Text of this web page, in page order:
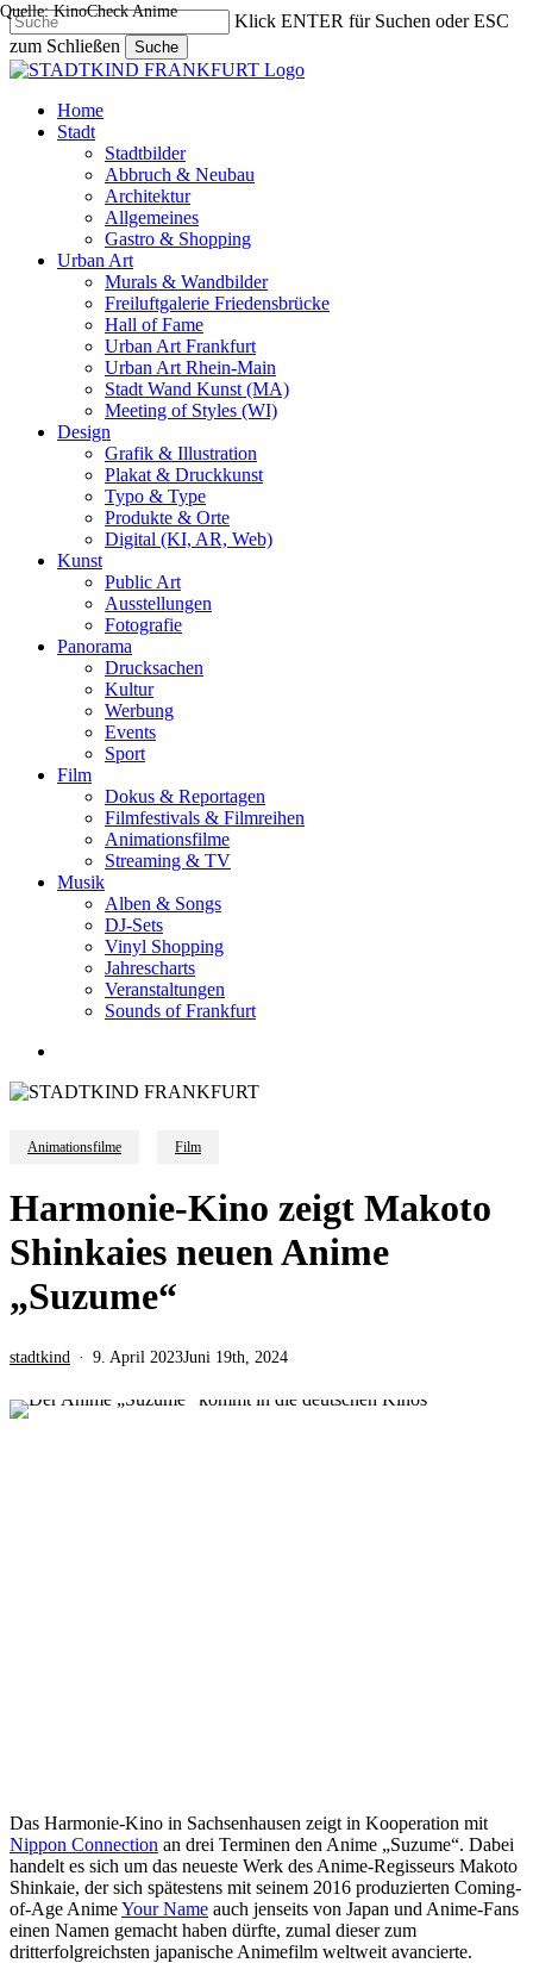
Skip
to
main
content
Klick ENTER für Suchen oder ESC
zum Schließen
Suche
Close
search
Menu
Home
Stadt
Stadtbilder
Abbruch & Neubau
Architektur
Allgemeines
Gastro & Shopping
Urban Art
Murals & Wandbilder
Freiluftgalerie Friedensbrücke
Hall of Fame
Urban Art Frankfurt
Urban Art Rhein-Main
Stadt Wand Kunst (MA)
Meeting of Styles (WI)
Design
Grafik & Illustration
Plakat & Druckkunst
Typo & Type
Produkte & Orte
Digital (KI, AR, Web)
Kunst
Public Art
Ausstellungen
Fotografie
Panorama
Drucksachen
Kultur
Werbung
Events
Sport
Film
Dokus & Reportagen
Filmfestivals & Filmreihen
Animationsfilme
Streaming & TV
Musik
Alben & Songs
DJ-Sets
Vinyl Shopping
Jahrescharts
Veranstaltungen
Sounds of Frankfurt
Animationsfilme Film
Harmonie-Kino zeigt Makoto
Shinkaies neuen Anime
„Suzume“
stadtkind 9. April 2023Juni 19th, 2024
Quelle: KinoCheck Anime
Das Harmonie-Kino in Sachsenhausen zeigt in Kooperation mit
Nippon Connection an drei Terminen den Anime „Suzume“. Dabei
handelt es sich um das neueste Werk des Anime-Regisseurs Makoto
Shinkaie, der sich spätestens mit seinem 2016 produzierten Coming-
of-Age AnimeYour Name auch jenseits von Japan und Anime-Fans
einen Namen gemacht haben dürfte, zumal dieser zum
dritterfolgreichsten japanische Animefilm weltweit avancierte.